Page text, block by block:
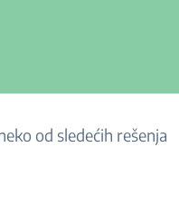
od sledećih rešenja